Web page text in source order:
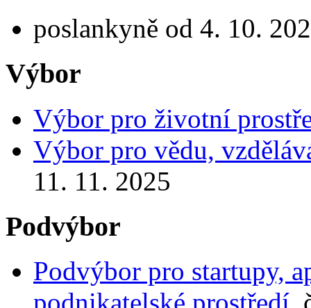
poslankyně od 4. 10.
Výbor
Výbor pro životní
Výbor pro vědu,
11. 11. 2025
Podvýbor
Podvýbor pro startupy,